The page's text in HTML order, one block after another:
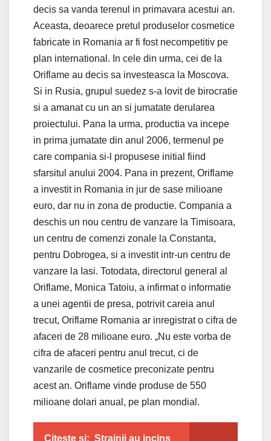
decis sa vanda terenul in primavara acestui an.
Aceasta, deoarece pretul produselor cosmetice
fabricate in Romania ar fi fost necompetitiv pe
plan international. In cele din urma, cei de la
Oriflame au decis sa investeasca la Moscova.
Si in Rusia, grupul suedez s-a lovit de birocratie
si a amanat cu un an si jumatate derularea
proiectului. Pana la urma, productia va incepe
in prima jumatate din anul 2006, termenul pe
care compania si-l propusese initial fiind
sfarsitul anului 2004. Pana in prezent, Oriflame
a investit in Romania in jur de sase milioane
euro, dar nu in zona de productie. Compania a
deschis un nou centru de vanzare la Timisoara,
un centru de comenzi zonale la Constanta,
pentru Dobrogea, si a investit intr-un centru de
vanzare la Iasi. Totodata, directorul general al
Oriflame, Monica Tatoiu, a infirmat o informatie
a unei agentii de presa, potrivit careia anul
trecut, Oriflame Romania ar inregistrat o cifra de
afaceri de 28 milioane euro. „Nu este vorba de
cifra de afaceri pentru anul trecut, ci de
vanzarile de cosmetice preconizate pentru
acest an. Oriflame vinde produse de 550
milioane dolari anual, pe plan mondial.
Citeste si: Strainii au incins